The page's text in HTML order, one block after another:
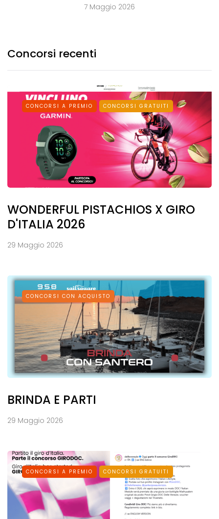
7 Maggio 2026
Concorsi recenti
CONCORSI A PREMIO CONCORSI GRATUITI
WONDERFUL PISTACHIOS X GIRO
D'ITALIA 2026
29 Maggio 2026
CONCORSI CON ACQUISTO
BRINDA E PARTI
29 Maggio 2026
CONCORSI A PREMIO CONCORSI GRATUITI